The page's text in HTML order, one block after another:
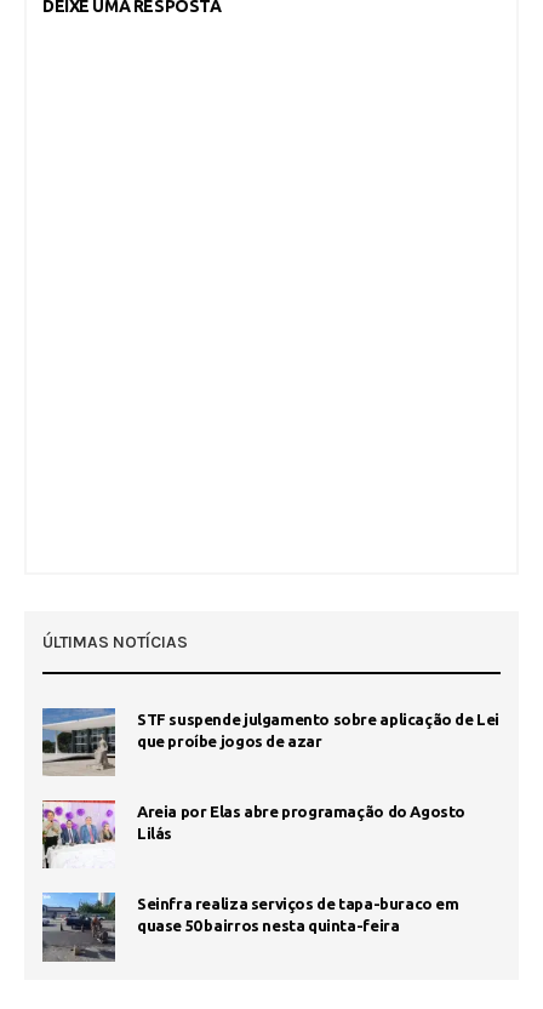
DEIXE UMA RESPOSTA
ÚLTIMAS NOTÍCIAS
STF suspende julgamento sobre aplicação de Lei
que proíbe jogos de azar
Areia por Elas abre programação do Agosto
Lilás
Seinfra realiza serviços de tapa-buraco em
quase 50 bairros nesta quinta-feira